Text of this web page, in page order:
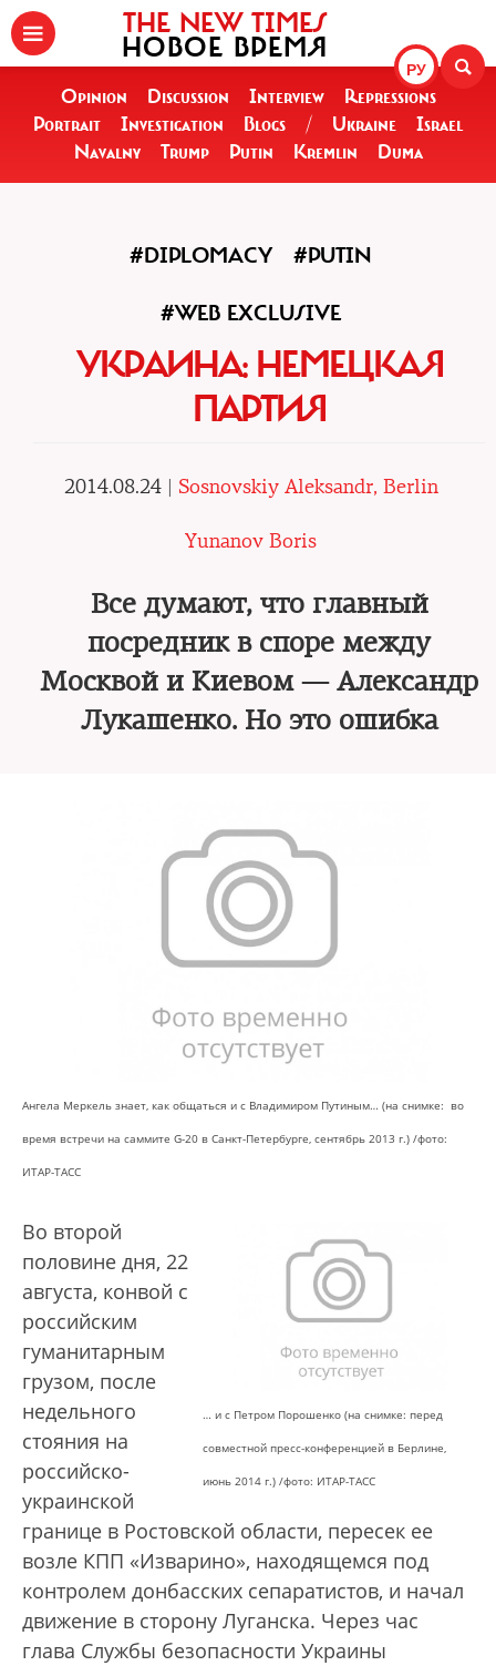
РУ
THE NEW TIMES
НОВОЕ ВРЕМЯ
Opinion Discussion Interview
Repressions
Portrait
Investigation Blogs / Ukraine
Israel
Navalny
Trump Putin Kremlin Duma
#DIPLOMACY #PUTIN
#WEB EXCLUSIVE
УКРАИНА: НЕМЕЦКАЯ
ПАРТИЯ
2014.08.24 | Sosnovskiy Aleksandr, Berlin
Yunanov Boris
Все думают, что главный
посредник в споре между
Москвой и Киевом — Александр
Лукашенко. Но это ошибка
Ангела Меркель знает, как общаться и с Владимиром Путиным… (на снимке: во
время встречи на саммите G-20 в Санкт-Петербурге, сентябрь 2013 г.) /фото:
ИТАР-ТАСС
… и с Петром Порошенко (на снимке: перед
совместной пресс-конференцией в Берлине,
июнь 2014 г.) /фото: ИТАР-ТАСС
Во второй
половине дня, 22
августа, конвой с
российским
гуманитарным
грузом, после
недельного
стояния на
российско-
украинской
границе в Ростовской области, пересек ее
возле КПП «Изварино», находящемся под
контролем донбасских сепаратистов, и начал
движение в сторону Луганска. Через час
глава Службы безопасности Украины